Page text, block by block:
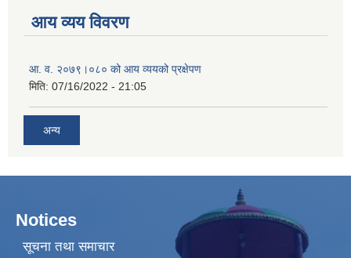
आय व्यय विवरण
आ. व. २०७९।०८० को आय व्ययको प्रक्षेपण
मिति: 07/16/2022 - 21:05
अन्य
Notices
सूचना तथा समाचार